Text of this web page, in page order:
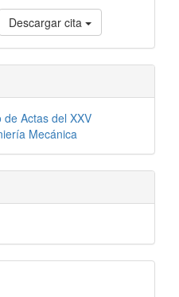
Descargar cita
Actas del XXV
Mecánica